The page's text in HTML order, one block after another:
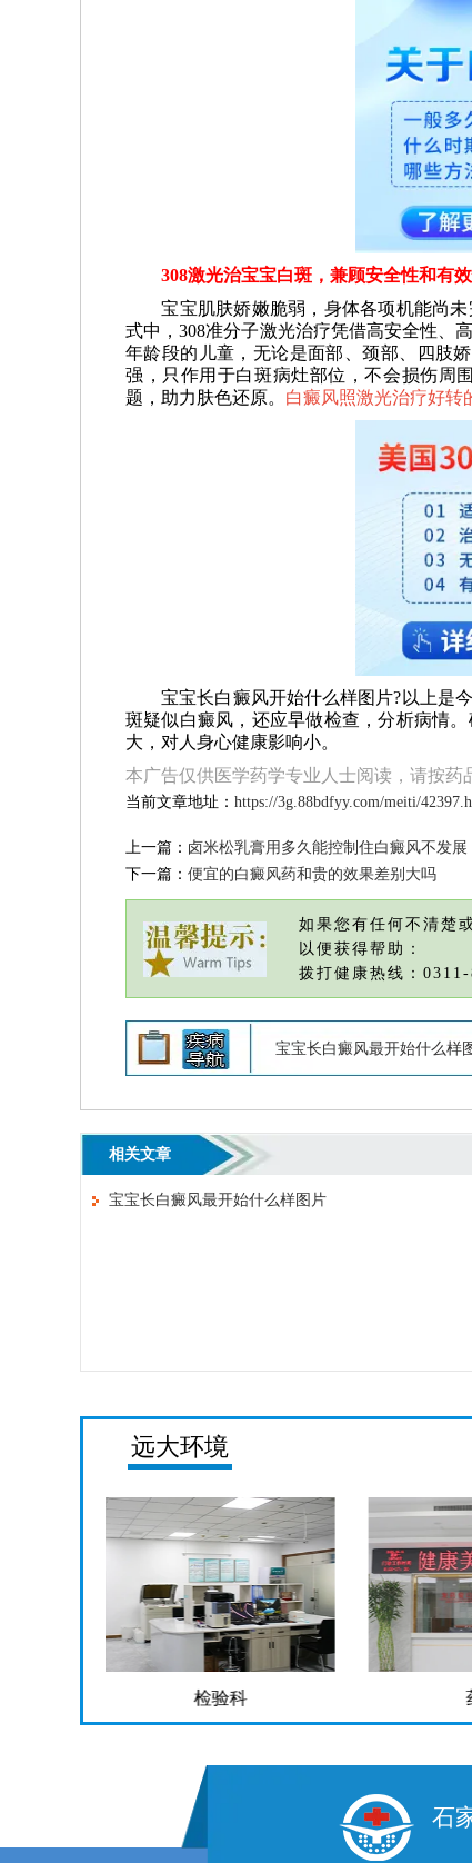
308激光治宝宝白斑，兼顾安全性和有
宝宝肌肤娇嫩脆弱，身体各项机能尚未
式中，308准分子激光治疗凭借高安全性、
年龄段的儿童，无论是面部、颈部、四肢
强，只作用于白斑病灶部位，不会损伤周
题，助力肤色还原。 白癜风照激光治疗好
宝宝长白癜风开始什么样图片?以上是今
斑疑似白癜风，还应早做检查，分析病情
大，对人身心健康影响小。
本广告仅供医学药学专业人士阅读，请按药
当前文章地址： https://3g.88bdfyy.com/meiti/
上一篇： 卤米松乳膏用多久能控制住白癜风不发展
下一篇： 便宜的白癜风药和贵的效果差别大吗
如果您有任何不清楚
以便获得帮助：
拨打健康热线：
宝宝长白癜风最开始什么样
相关文章
宝宝长白癜风最开始什么样图片
远大环境
检验科
石